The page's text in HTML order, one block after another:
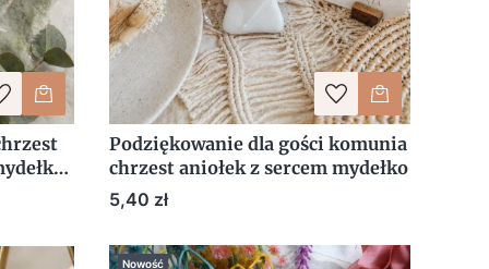
Podziękowanie dla gości komunia
chrzest aniołek z sercem mydełko
Cena
5,40 zł
Nowość